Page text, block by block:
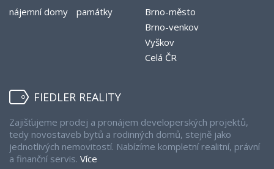
nájemní domy památky
Brno-město
Brno-venkov
Vyškov
Celá ČR
FIEDLER REALITY
Zajišťujeme prodej a pronájem developerských projektů,
tedy novostaveb bytů a rodinných domů, stejně jako
jednotlivých nemovitostí. Nabízíme kompletní realitní, právní
a finanční servis. Více